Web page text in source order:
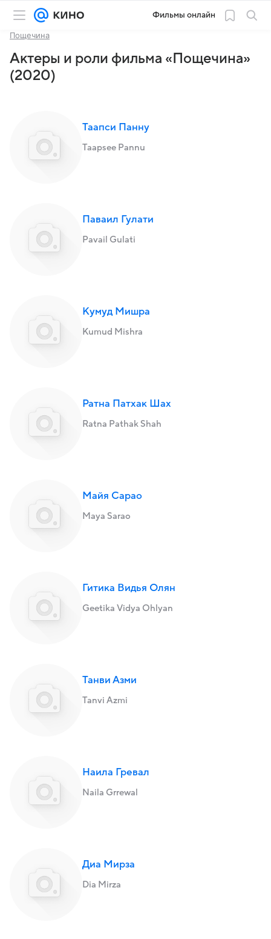
Фильмы онлайн
Пощечина
Актеры и роли фильма «Пощечина»
(2020)
Таапси Панну
Taapsee Pannu
Паваил Гулати
Pavail Gulati
Кумуд Мишра
Kumud Mishra
Ратна Патхак Шах
Ratna Pathak Shah
Майя Сарао
Maya Sarao
Гитика Видья Олян
Geetika Vidya Ohlyan
Танви Азми
Tanvi Azmi
Наила Гревал
Naila Grrewal
Диа Мирза
Dia Mirza